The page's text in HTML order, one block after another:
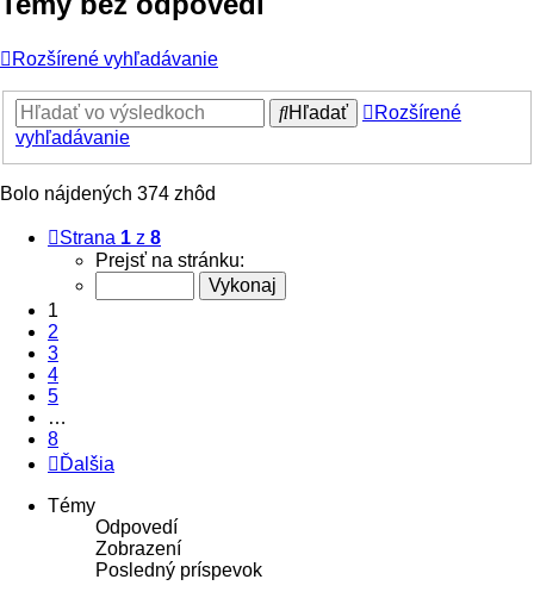
Rozšírené vyhľadávanie
Hľadať
Rozšírené
vyhľadávanie
Bolo nájdených 374 zhôd
Strana 1 z 8
Prejsť na stránku:
1
2
3
4
5
…
8
Ďalšia
Témy
Odpovedí
Zobrazení
Posledný príspevok